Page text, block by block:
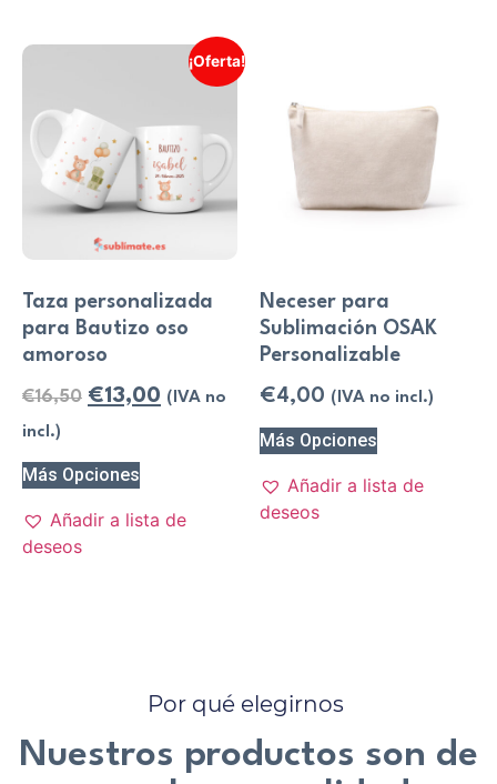
¡Oferta!
Taza personalizada
para Bautizo oso
amoroso
€16,50 €13,00 (IVA no
incl.)
Más Opciones
Añadir a lista de
deseos
Neceser para
Sublimación OSAK
Personalizable
€4,00 (IVA no incl.)
Más Opciones
Añadir a lista de
deseos
Por qué elegirnos
Nuestros productos son de